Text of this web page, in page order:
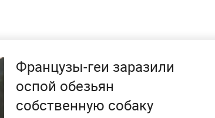
Французы-геи заразили
оспой обезьян
собственную собаку